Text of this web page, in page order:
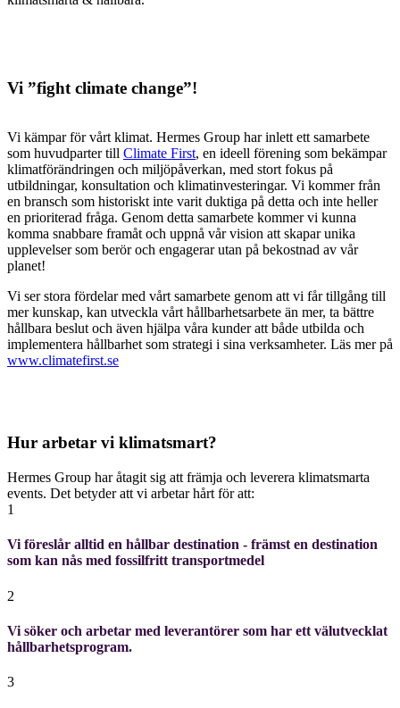
Vi ”fight climate change”!
Vi kämpar för vårt klimat. Hermes Group har inlett ett samarbete
som huvudparter till Climate First, en ideell förening som bekämpar
klimatförändringen och miljöpåverkan, med stort fokus på
utbildningar, konsultation och klimatinvesteringar. Vi kommer från
en bransch som historiskt inte varit duktiga på detta och inte heller
en prioriterad fråga. Genom detta samarbete kommer vi kunna
komma snabbare framåt och uppnå vår vision att skapar unika
upplevelser som berör och engagerar utan på bekostnad av vår
planet!
Vi ser stora fördelar med vårt samarbete genom att vi får tillgång till
mer kunskap, kan utveckla vårt hållbarhetsarbete än mer, ta bättre
hållbara beslut och även hjälpa våra kunder att både utbilda och
implementera hållbarhet som strategi i sina verksamheter. Läs mer på
www.climatefirst.se
Hur arbetar vi klimatsmart?
Hermes Group har åtagit sig att främja och leverera klimatsmarta
events. Det betyder att vi arbetar hårt för att:
1
Vi föreslår alltid en hållbar destination - främst en destination
som kan nås med fossilfritt transportmedel
2
Vi söker och arbetar med leverantörer som har ett välutvecklat
hållbarhetsprogram.
3